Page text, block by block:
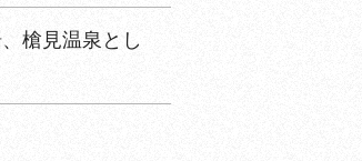
槍見温泉とし